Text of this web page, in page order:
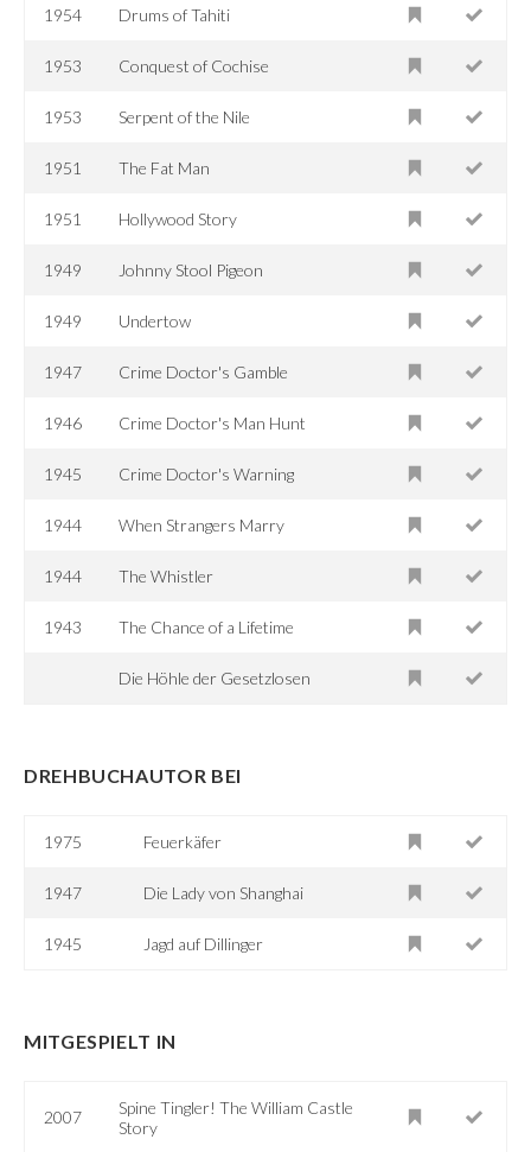
1954 Drums of Tahiti
1953 Conquest of Cochise
1953 Serpent of the Nile
1951 The Fat Man
1951 Hollywood Story
1949 Johnny Stool Pigeon
1949 Undertow
1947 Crime Doctor's Gamble
1946 Crime Doctor's Man Hunt
1945 Crime Doctor's Warning
1944 When Strangers Marry
1944 The Whistler
1943 The Chance of a Lifetime
Die Höhle der Gesetzlosen
DREHBUCHAUTOR BEI
1975 Feuerkäfer
1947 Die Lady von Shanghai
1945 Jagd auf Dillinger
MITGESPIELT IN
2007
Spine Tingler! The William Castle
Story